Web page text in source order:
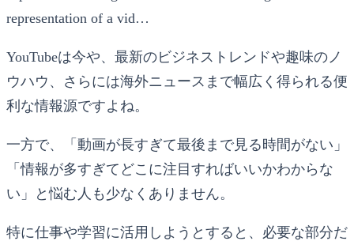
YouTubeは今や、最新のビジネストレンドや趣味のノ
ウハウ、さらには海外ニュースまで幅広く得られる便
利な情報源ですよね。
一方で、「動画が長すぎて最後まで見る時間がない」
「情報が多すぎてどこに注目すればいいかわからな
い」と悩む人も少なくありません。
特に仕事や学習に活用しようとすると、必要な部分だ